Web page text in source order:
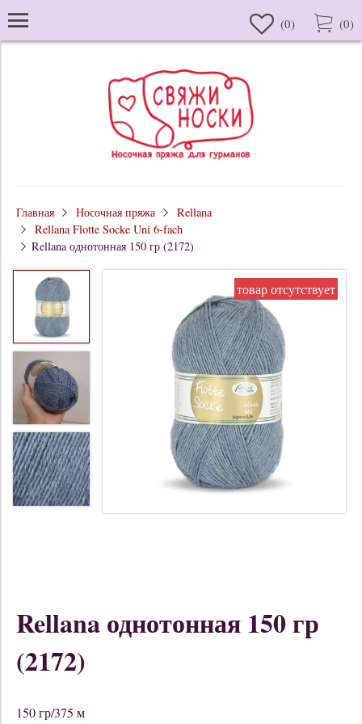
(0) (0)
Главная Носочная пряжа
Rellana
Rellana Flotte Socke Uni 6-fach
Rellana однотонная 150 гр (2172)
товар отсутствует
Rellana однотонная 150 гр
(2172)
150 гр/375 м